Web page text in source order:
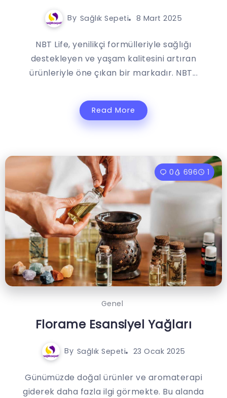
By Sağlık Sepeti 8 Mart 2025
NBT Life, yenilikçi formülleriyle sağlığı
destekleyen ve yaşam kalitesini artıran
ürünleriyle öne çıkan bir markadır. NBT...
Read More
0 696 1
Genel
Florame Esansiyel Yağları
By Sağlık Sepeti 23 Ocak 2025
Günümüzde doğal ürünler ve aromaterapi
giderek daha fazla ilgi görmekte. Bu alanda